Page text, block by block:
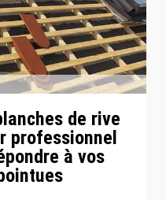
de rive
professionnel
à vos